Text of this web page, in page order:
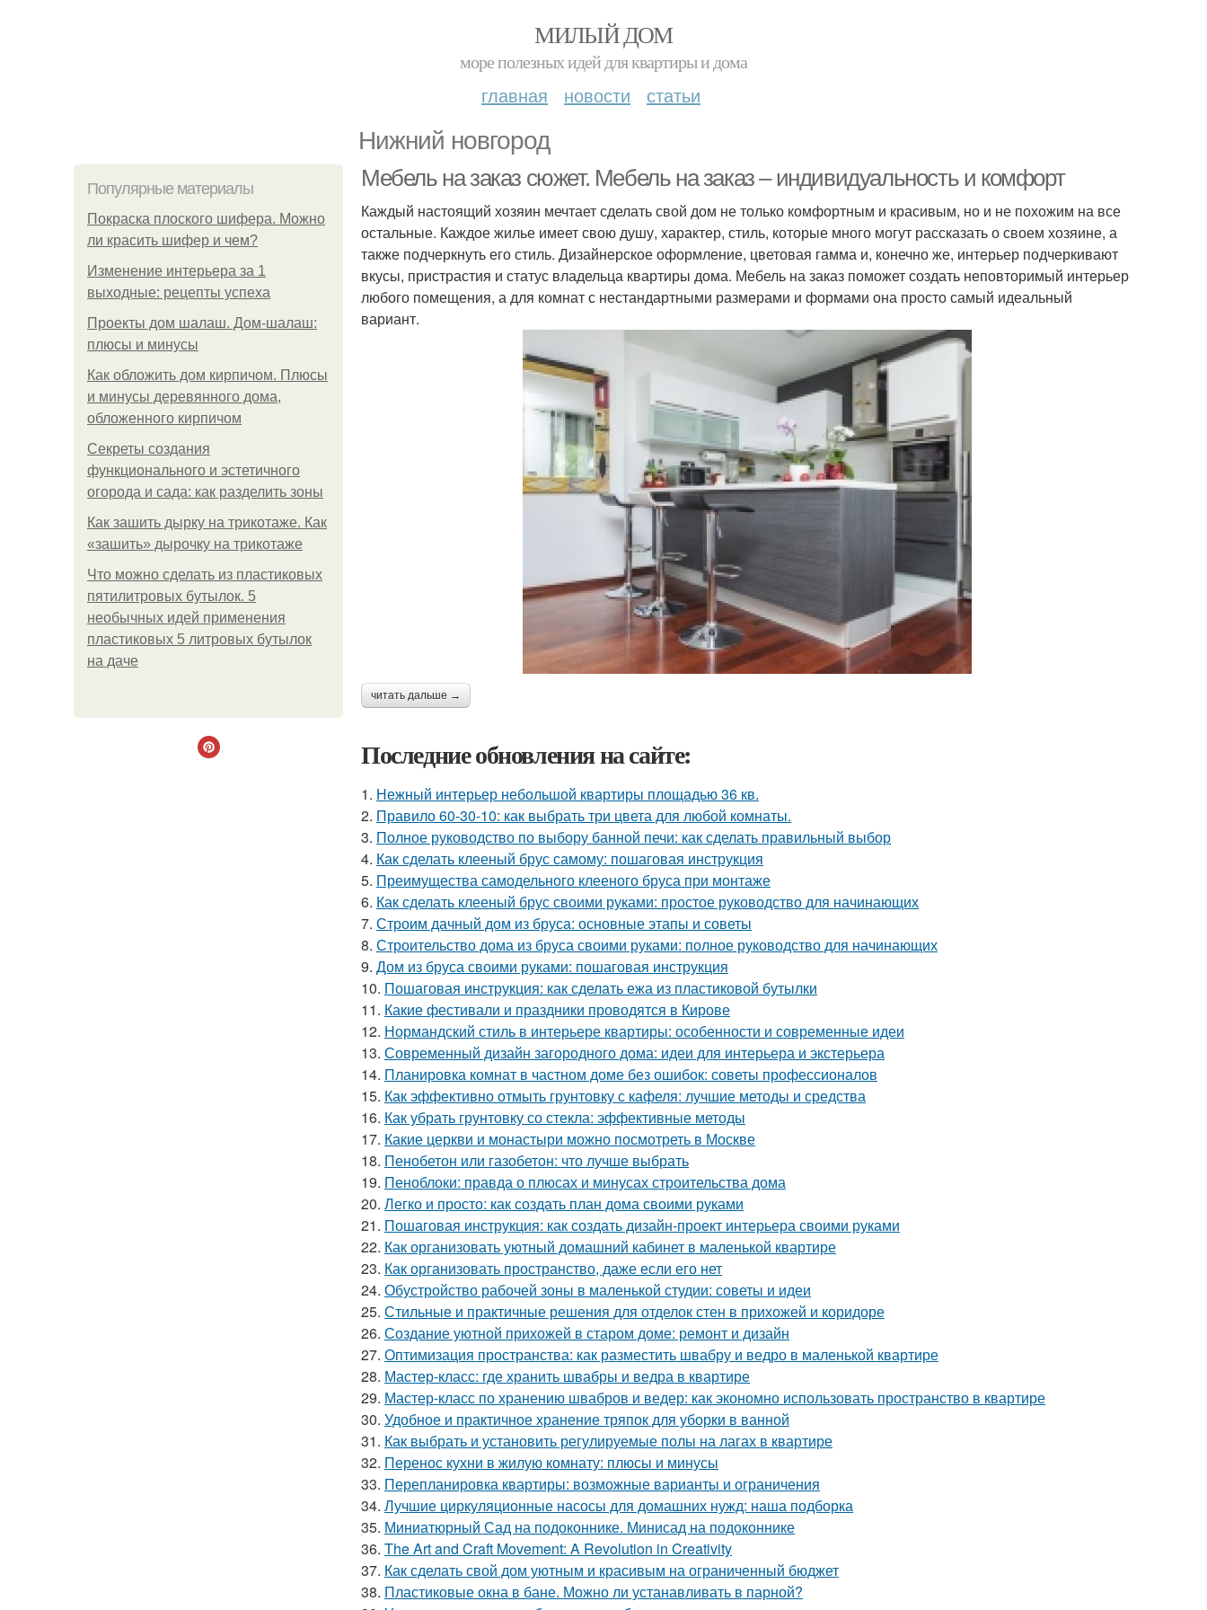
МИЛЫЙ ДОМ
море полезных идей для квартиры и дома
главная новости статьи
Нижний новгород
Популярные материалы
Покраска плоского шифера. Можно
ли красить шифер и чем?
Изменение интерьера за 1
выходные: рецепты успеха
Проекты дом шалаш. Дом-шалаш:
плюсы и минусы
Как обложить дом кирпичом. Плюсы
и минусы деревянного дома,
обложенного кирпичом
Секреты создания
функционального и эстетичного
огорода и сада: как разделить зоны
Как зашить дырку на трикотаже. Как
«зашить» дырочку на трикотаже
Что можно сделать из пластиковых
пятилитровых бутылок. 5
необычных идей применения
пластиковых 5 литровых бутылок
на даче
Мебель на заказ сюжет. Мебель на заказ – индивидуальность и комфорт
Каждый настоящий хозяин мечтает сделать свой дом не только комфортным и красивым, но и не похожим на все
остальные. Каждое жилье имеет свою душу, характер, стиль, которые много могут рассказать о своем хозяине, а
также подчеркнуть его стиль. Дизайнерское оформление, цветовая гамма и, конечно же, интерьер подчеркивают
вкусы, пристрастия и статус владельца квартиры дома. Мебель на заказ поможет создать неповторимый интерьер
любого помещения, а для комнат с нестандартными размерами и формами она просто самый идеальный
вариант.
читать дальше →
Последние обновления на сайте:
1. Нежный интерьер небольшой квартиры площадью 36 кв.
2. Правило 60-30-10: как выбрать три цвета для любой комнаты.
3. Полное руководство по выбору банной печи: как сделать правильный выбор
4. Как сделать клееный брус самому: пошаговая инструкция
5. Преимущества самодельного клееного бруса при монтаже
6. Как сделать клееный брус своими руками: простое руководство для начинающих
7. Строим дачный дом из бруса: основные этапы и советы
8. Строительство дома из бруса своими руками: полное руководство для начинающих
9. Дом из бруса своими руками: пошаговая инструкция
10. Пошаговая инструкция: как сделать ежа из пластиковой бутылки
11. Какие фестивали и праздники проводятся в Кирове
12. Нормандский стиль в интерьере квартиры: особенности и современные идеи
13. Современный дизайн загородного дома: идеи для интерьера и экстерьера
14. Планировка комнат в частном доме без ошибок: советы профессионалов
15. Как эффективно отмыть грунтовку с кафеля: лучшие методы и средства
16. Как убрать грунтовку со стекла: эффективные методы
17. Какие церкви и монастыри можно посмотреть в Москве
18. Пенобетон или газобетон: что лучше выбрать
19. Пеноблоки: правда о плюсах и минусах строительства дома
20. Легко и просто: как создать план дома своими руками
21. Пошаговая инструкция: как создать дизайн-проект интерьера своими руками
22. Как организовать уютный домашний кабинет в маленькой квартире
23. Как организовать пространство, даже если его нет
24. Обустройство рабочей зоны в маленькой студии: советы и идеи
25. Стильные и практичные решения для отделок стен в прихожей и коридоре
26. Создание уютной прихожей в старом доме: ремонт и дизайн
27. Оптимизация пространства: как разместить швабру и ведро в маленькой квартире
28. Мастер-класс: где хранить швабры и ведра в квартире
29. Мастер-класс по хранению швабров и ведер: как экономно использовать пространство в квартире
30. Удобное и практичное хранение тряпок для уборки в ванной
31. Как выбрать и установить регулируемые полы на лагах в квартире
32. Перенос кухни в жилую комнату: плюсы и минусы
33. Перепланировка квартиры: возможные варианты и ограничения
34. Лучшие циркуляционные насосы для домашних нужд: наша подборка
35. Миниатюрный Сад на подоконнике. Минисад на подоконнике
36. The Art and Craft Movement: A Revolution in Creativity
37. Как сделать свой дом уютным и красивым на ограниченный бюджет
38. Пластиковые окна в бане. Можно ли устанавливать в парной?